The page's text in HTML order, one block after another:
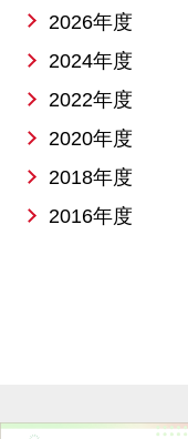
2026年度
2024年度
2022年度
2020年度
2018年度
2016年度